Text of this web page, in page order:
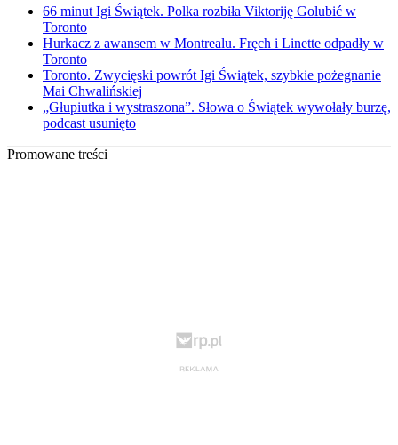
66 minut Igi Świątek. Polka rozbiła Viktoriję Golubić w
Toronto
Hurkacz z awansem w Montrealu. Fręch i Linette odpadły w
Toronto
Toronto. Zwycięski powrót Igi Świątek, szybkie pożegnanie
Mai Chwalińskiej
„Głupiutka i wystraszona”. Słowa o Świątek wywołały burzę,
podcast usunięto
Promowane treści